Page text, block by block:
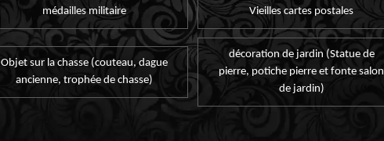
médailles militaire Vieilles cartes postales
Objet sur la chasse (couteau, dague
ancienne, trophée de chasse)
décoration de jardin (Statue de
pierre, potiche pierre et fonte salon
de jardin)